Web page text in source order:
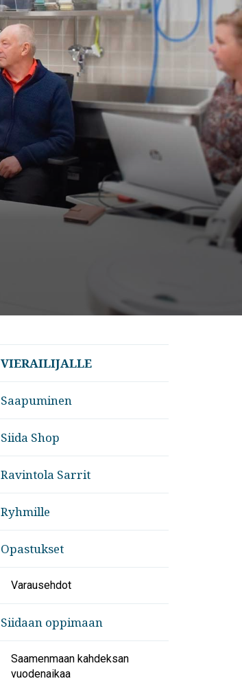
VIERAILIJALLE
Saapuminen
Siida Shop
Ravintola Sarrit
Ryhmille
Opastukset
Varausehdot
Siidaan oppimaan
Saamenmaan kahdeksan
vuodenaikaa